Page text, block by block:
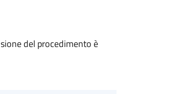
del procedimento è